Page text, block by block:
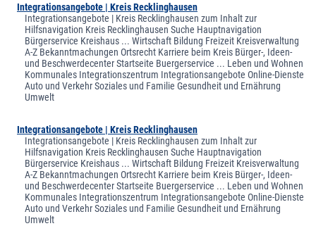
Integrationsangebote | Kreis Recklinghausen
Integrationsangebote | Kreis Recklinghausen zum Inhalt zur
Hilfsnavigation Kreis Recklinghausen Suche Hauptnavigation
Bürgerservice Kreishaus ... Wirtschaft Bildung Freizeit Kreisverwaltung
A-Z Bekanntmachungen Ortsrecht Karriere beim Kreis Bürger-, Ideen-
und Beschwerdecenter Startseite Buergerservice ... Leben und Wohnen
Kommunales Integrationszentrum Integrationsangebote Online-Dienste
Auto und Verkehr Soziales und Familie Gesundheit und Ernährung
Umwelt
Integrationsangebote | Kreis Recklinghausen
Integrationsangebote | Kreis Recklinghausen zum Inhalt zur
Hilfsnavigation Kreis Recklinghausen Suche Hauptnavigation
Bürgerservice Kreishaus ... Wirtschaft Bildung Freizeit Kreisverwaltung
A-Z Bekanntmachungen Ortsrecht Karriere beim Kreis Bürger-, Ideen-
und Beschwerdecenter Startseite Buergerservice ... Leben und Wohnen
Kommunales Integrationszentrum Integrationsangebote Online-Dienste
Auto und Verkehr Soziales und Familie Gesundheit und Ernährung
Umwelt